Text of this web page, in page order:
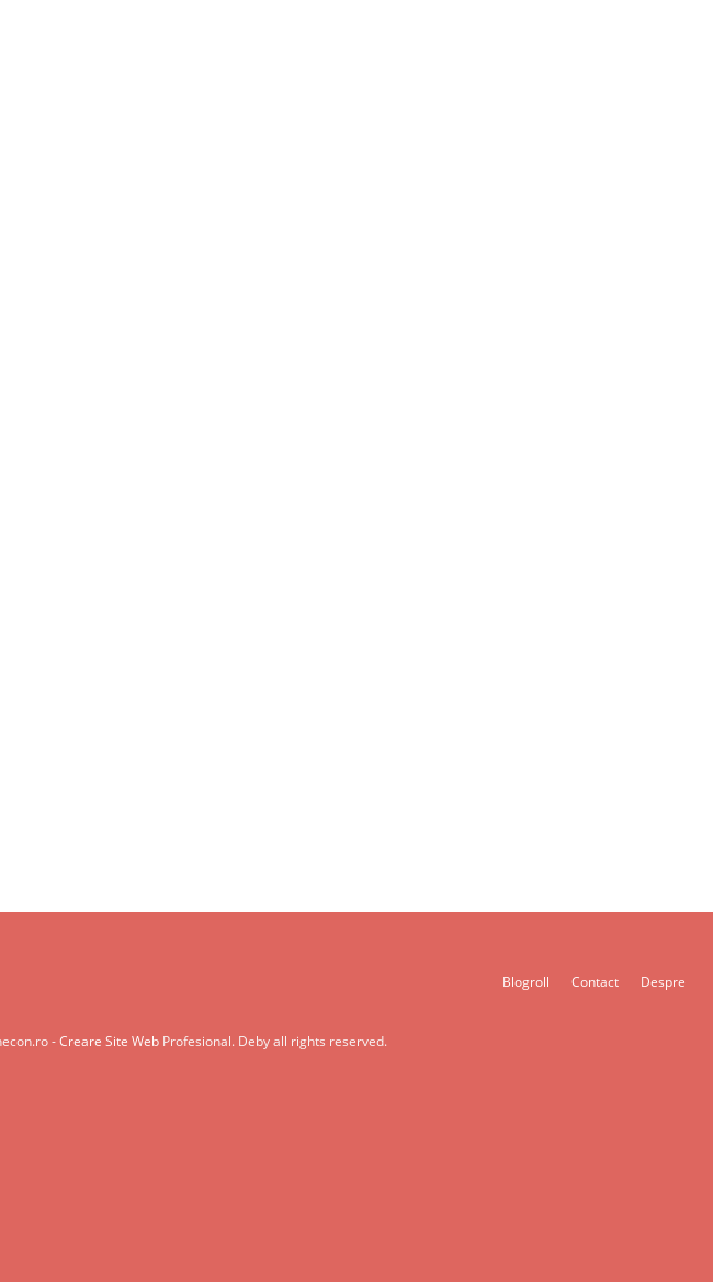
Blogroll Contact Despre
-Creare Site Web Profesional. Deby all rights reserved.